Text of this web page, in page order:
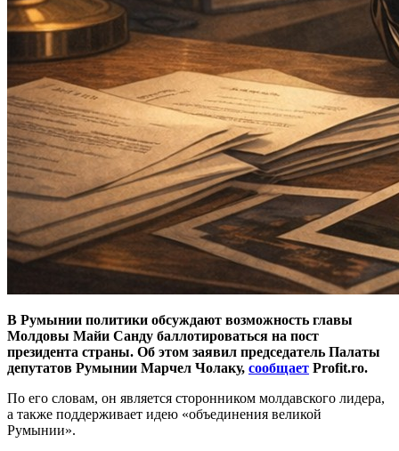
В Румынии политики обсуждают возможность главы
Молдовы Майи Санду баллотироваться на пост
президента страны. Об этом заявил председатель Палаты
депутатов Румынии Марчел Чолаку, сообщает Profit.ro.
По его словам, он является сторонником молдавского лидера,
а также поддерживает идею «объединения великой
Румынии».